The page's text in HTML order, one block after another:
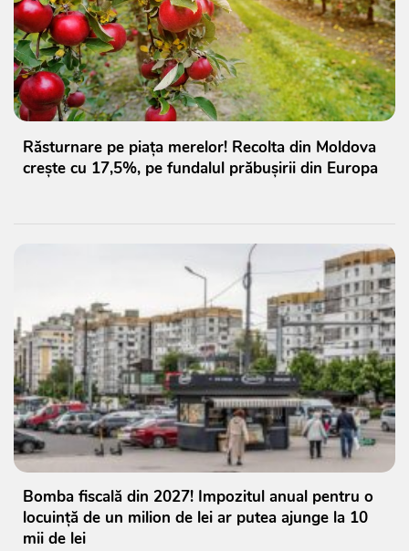
Răsturnare pe piața merelor! Recolta din Moldova
crește cu 17,5%, pe fundalul prăbușirii din Europa
Bomba fiscală din 2027! Impozitul anual pentru o
locuință de un milion de lei ar putea ajunge la 10
mii de lei